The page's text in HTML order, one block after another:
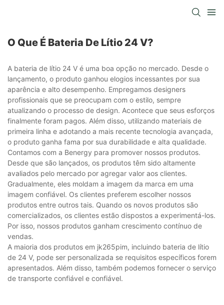
O Que É Bateria De Lítio 24 V?
A bateria de lítio 24 V é uma boa opção no mercado. Desde o
lançamento, o produto ganhou elogios incessantes por sua
aparência e alto desempenho. Empregamos designers
profissionais que se preocupam com o estilo, sempre
atualizando o processo de design. Acontece que seus esforços
finalmente foram pagos. Além disso, utilizando materiais de
primeira linha e adotando a mais recente tecnologia avançada,
o produto ganha fama por sua durabilidade e alta qualidade.
Contamos com a Benergy para promover nossos produtos.
Desde que são lançados, os produtos têm sido altamente
avaliados pelo mercado por agregar valor aos clientes.
Gradualmente, eles moldam a imagem da marca em uma
imagem confiável. Os clientes preferem escolher nossos
produtos entre outros tais. Quando os novos produtos são
comercializados, os clientes estão dispostos a experimentá-los.
Por isso, nossos produtos ganham crescimento contínuo de
vendas.
A maioria dos produtos em jk265pim, incluindo bateria de lítio
de 24 V, pode ser personalizada se requisitos específicos forem
apresentados. Além disso, também podemos fornecer o serviço
de transporte confiável e confiável.